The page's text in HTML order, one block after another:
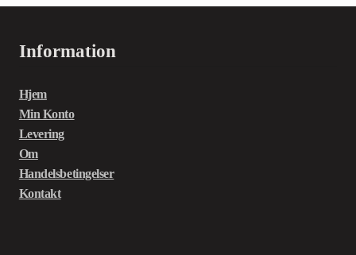
Information
Hjem
Min Konto
Levering
Om
Handelsbetingelser
Kontakt